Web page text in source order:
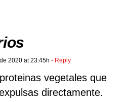
2020 at 23:45h - Reply
vegetales que
directamente.